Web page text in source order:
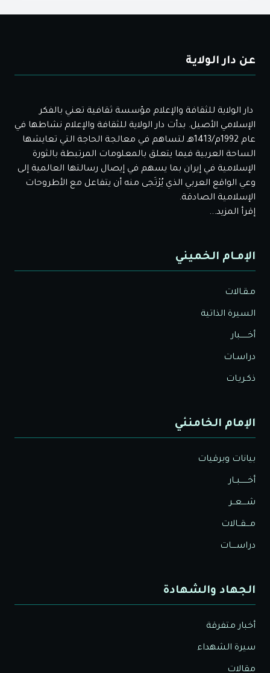
عن دار الولاية
دار الولاية للثقافة والإعلام مؤسسة ثقافية تعني بالفكر
الإسلامي الأصيل. بدأت دار الولاية للثقافة والإعلام نشاطها في
عام 1992م/1413هـ لتساهم في معالجة الحاجة التي تعايشها
الساحة العربية فيما يتعلق بالمعلومات المرتبطة بالثورة
الإسلامية في إيران بما يسهم في إيصال رسالتها العالمية إلى
وعي الواقع العربي الذي يُرْتَجى منه أن يتفاعل مع الأطروحات
الإسلامية الصادقة.
إقرأ المزيد...
الإمـام الخميني
مـقـالات
السيرة الذاتية
أخــــــبار
دراسـات
ذكـريـات
الإمام الخامنئي
بيانات وبرقيات
أخــــــبــار
شــــعــر
مـــقــالات
دراســــات
الجهاد والشهادة
أخبار متفرقة
سيرة الشهداء
مقالات